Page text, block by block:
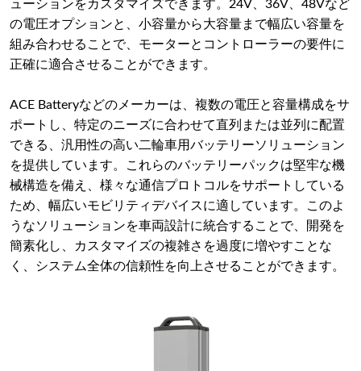
ューションをカスタマイズできます。24V、36V、48Vなど
の電圧オプションと、小容量から大容量まで幅広い容量を
組み合わせることで、モーターとコントローラーの要件に
正確に適合させることができます。
ACE Batteryなどのメーカーは、複数の電圧と容量構成をサ
ポートし、特定のニーズに合わせて直列または並列に配置
できる、汎用性の高い二輪車用バッテリーソリューション
を提供しています。これらのバッテリーパックは堅牢な機
械構造を備え、様々な通信プロトコルをサポートしている
ため、幅広いモビリティデバイスに適しています。このよ
うなソリューションを車両設計に統合することで、開発を
簡素化し、カスタマイズの複雑さを過度に増やすことな
く、システム全体の信頼性を向上させることができます。